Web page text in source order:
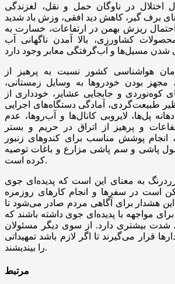
اختلال در ناوگان حمل و نقل، لغزندگی
برف گیر، کاهش دید افقی، وزش باد شدید
ریزش بهمن در ارتفاعات، خسارت به
کشاورزی، بالا آمدن ناگهانی آب
هواشناسی کشور نسبت به پرهیز از
بودن خودرو‌ها به وسایل زمستانی،
کوه‌نوردی و جابجایی عشایر، خودداری از
طبیعت‌گردی، آمادگی دستگاه‌های اجرایی
پل‌ها، لایروبی کانال‌ها و آب‌روها، عدم
و پرهیز از اتراق در حریم و بستر
انجام پوشش مناسب برای کندو‌های زنبور
پاشی و سم پاشی مزارع و باغات توصیه
کرده است.
به معنای این است که پدیده‌ای جوی
است در سفر‌ها و انجام کار‌های روزمره
این هشدار برای آگاهی مردم صادر می‌شود تا
برای مواجهه با پدیده‌ای جوی داشته باشند که
بیشتری دارد. از سوی دیگر مسئولان
قرار می‌گیرند تا اگر لازم باشد تمهیداتی
را بیندیشند.
مرتبط